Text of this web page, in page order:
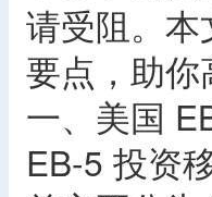
请受阻。
要点，助
一、美国
EB-5 投资